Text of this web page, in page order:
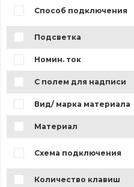
Способ подключения
Подсветка
Номин. ток
С полем для надписи
Вид/ марка материала
Материал
Схема подключения
Количество клавиш